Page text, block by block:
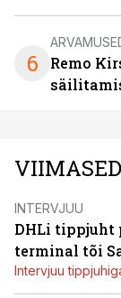
6
Remo
INTERVJUU
DHLi tippjuht
terminal tõi
Intervjuu